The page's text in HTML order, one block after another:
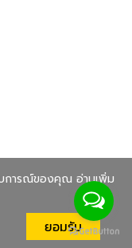
บการณ์ของคุณ อ่านเพิ่ม
ยอมรับ